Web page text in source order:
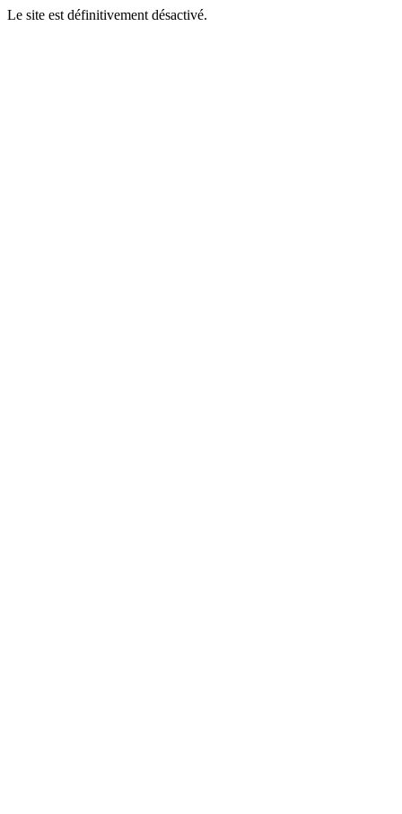
Le site est définitivement désactivé.